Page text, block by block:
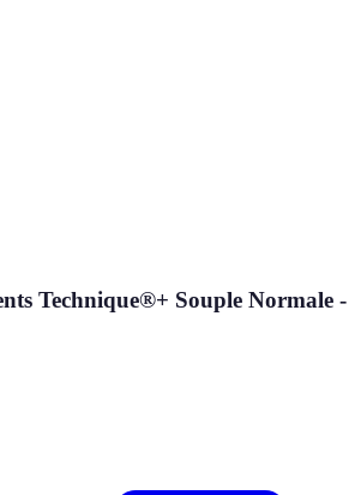
Technique®+ Souple Normale -